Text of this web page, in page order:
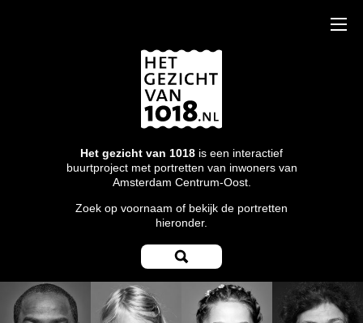
Het gezicht van 1018 is een interactief
buurtproject met portretten van inwoners van
Amsterdam Centrum-Oost.
Zoek op voornaam of bekijk de portretten
hieronder.